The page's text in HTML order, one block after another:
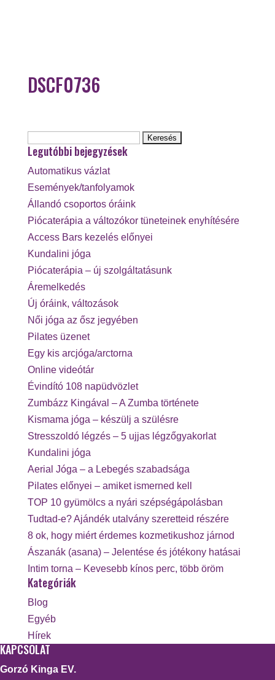
DSCF0736
Legutóbbi bejegyzések
Automatikus vázlat
Események/tanfolyamok
Állandó csoportos óráink
Piócaterápia a változókor tüneteinek enyhítésére
Access Bars kezelés előnyei
Kundalini jóga
Piócaterápia – új szolgáltatásunk
Áremelkedés
Új óráink, változások
Női jóga az ősz jegyében
Pilates üzenet
Egy kis arcjóga/arctorna
Online videótár
Évindító 108 napüdvözlet
Zumbázz Kingával – A Zumba története
Kismama jóga – készülj a szülésre
Stresszoldó légzés – 5 ujjas légzőgyakorlat
Kundalini jóga
Aerial Jóga – a Lebegés szabadsága
Pilates előnyei – amiket ismerned kell
TOP 10 gyümölcs a nyári szépségápolásban
Tudtad-e? Ajándék utalvány szeretteid részére
8 ok, hogy miért érdemes kozmetikushoz járnod
Ászanák (asana) – Jelentése és jótékony hatásai
Intim torna – Kevesebb kínos perc, több öröm
Kategóriák
Blog
Egyéb
Hírek
KAPCSOLAT
Gorzó Kinga EV.